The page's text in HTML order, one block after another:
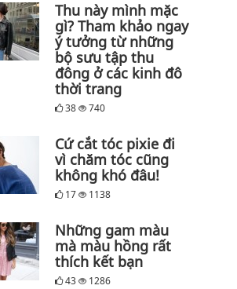
Thu này mình mặc
gì? Tham khảo ngay
ý tưởng từ những
bộ sưu tập thu
đông ở các kinh đô
thời trang
38 740
Cứ cắt tóc pixie đi
vì chăm tóc cũng
không khó đâu!
17 1138
Những gam màu
mà màu hồng rất
thích kết bạn
43 1286